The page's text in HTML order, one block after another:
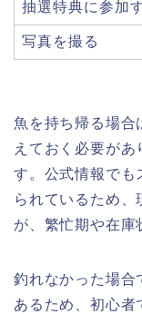
抽選特典に参加
写真を撮る
魚を持ち帰る場合
えておく必要が
す。公式情報でも
られているため、
が、繁忙期や在庫
釣れなかった場合
あるため、初心者